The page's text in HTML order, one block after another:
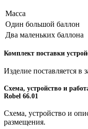
Масса
Один большой баллон
Два маленьких баллона
Комплект поставки
Изделие поставляется в
Схема, устройство и
Robel 66.01
Схема, устройство и
размещения.